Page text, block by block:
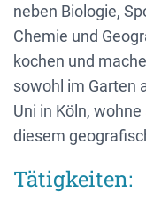
neben Biologie,
Chemie und
kochen und
sowohl im Garten
Uni in Köln,
diesem
Tätigkeiten: